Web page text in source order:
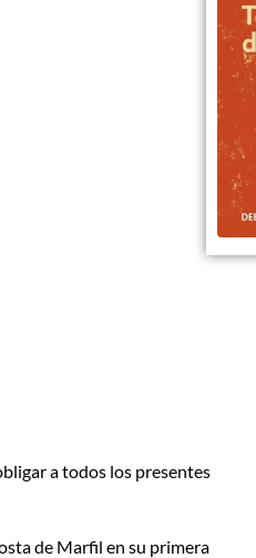
a todos los presentes
de Marfil en su primera